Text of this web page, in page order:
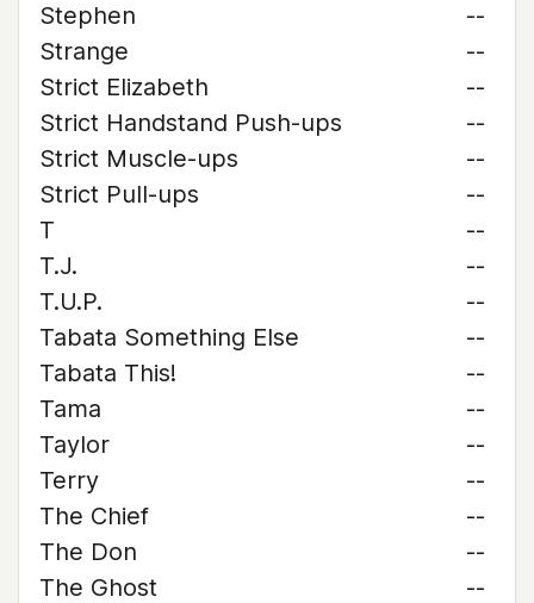
Stephen
--
Strange
--
Strict Elizabeth
--
Strict Handstand Push-ups
--
Strict Muscle-ups
--
Strict Pull-ups
--
T
--
T.J.
--
T.U.P.
--
Tabata Something Else
--
Tabata This!
--
Tama
--
Taylor
--
Terry
--
The Chief
--
The Don
--
The Ghost
--